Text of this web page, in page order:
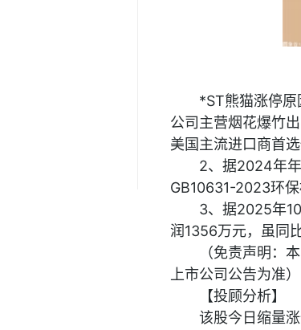
*ST熊猫涨停原
公司主营烟花爆竹
美国主流进口商首选
2、据2024年
GB10631-2023环
3、据2025年
润1356万元，虽同
（免责声明：
上市公司公告为准）
【投顾分析】
该股今日缩量